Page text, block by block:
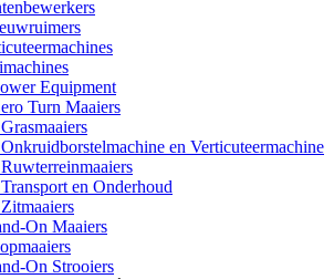
Equipment
Turn Maaiers
en Verticuteermachine
en Onderhoud
On Maaiers
On Strooiers